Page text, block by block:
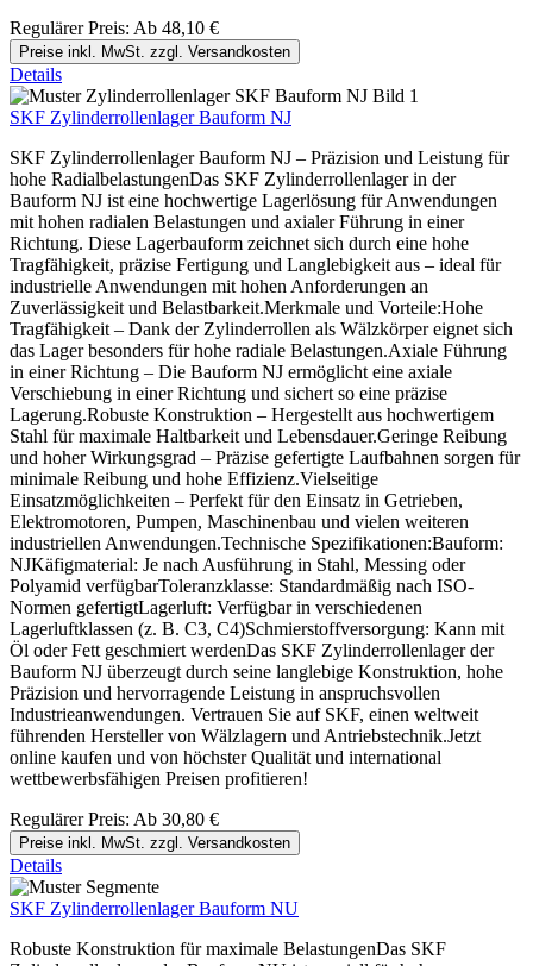
Regulärer Preis: Ab 48,10 €
Preise inkl. MwSt. zzgl. Versandkosten
Details
SKF Zylinderrollenlager Bauform NJ
SKF Zylinderrollenlager Bauform NJ – Präzision und Leistung für
hohe RadialbelastungenDas SKF Zylinderrollenlager in der
Bauform NJ ist eine hochwertige Lagerlösung für Anwendungen
mit hohen radialen Belastungen und axialer Führung in einer
Richtung. Diese Lagerbauform zeichnet sich durch eine hohe
Tragfähigkeit, präzise Fertigung und Langlebigkeit aus – ideal für
industrielle Anwendungen mit hohen Anforderungen an
Zuverlässigkeit und Belastbarkeit.Merkmale und Vorteile:Hohe
Tragfähigkeit – Dank der Zylinderrollen als Wälzkörper eignet sich
das Lager besonders für hohe radiale Belastungen.Axiale Führung
in einer Richtung – Die Bauform NJ ermöglicht eine axiale
Verschiebung in einer Richtung und sichert so eine präzise
Lagerung.Robuste Konstruktion – Hergestellt aus hochwertigem
Stahl für maximale Haltbarkeit und Lebensdauer.Geringe Reibung
und hoher Wirkungsgrad – Präzise gefertigte Laufbahnen sorgen für
minimale Reibung und hohe Effizienz.Vielseitige
Einsatzmöglichkeiten – Perfekt für den Einsatz in Getrieben,
Elektromotoren, Pumpen, Maschinenbau und vielen weiteren
industriellen Anwendungen.Technische Spezifikationen:Bauform:
NJKäfigmaterial: Je nach Ausführung in Stahl, Messing oder
Polyamid verfügbarToleranzklasse: Standardmäßig nach ISO-
Normen gefertigtLagerluft: Verfügbar in verschiedenen
Lagerluftklassen (z. B. C3, C4)Schmierstoffversorgung: Kann mit
Öl oder Fett geschmiert werdenDas SKF Zylinderrollenlager der
Bauform NJ überzeugt durch seine langlebige Konstruktion, hohe
Präzision und hervorragende Leistung in anspruchsvollen
Industrieanwendungen. Vertrauen Sie auf SKF, einen weltweit
führenden Hersteller von Wälzlagern und Antriebstechnik.Jetzt
online kaufen und von höchster Qualität und international
wettbewerbsfähigen Preisen profitieren!
Regulärer Preis: Ab 30,80 €
Preise inkl. MwSt. zzgl. Versandkosten
Details
SKF Zylinderrollenlager Bauform NU
Robuste Konstruktion für maximale BelastungenDas SKF